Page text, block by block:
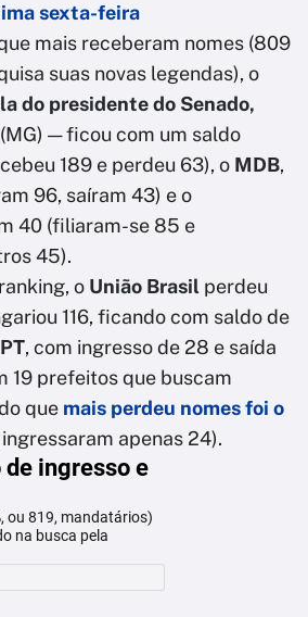
sexta-feira
mais receberam nomes (809
suas novas legendas), o
do presidente do Senado,
(MG) — ficou com um saldo
189 e perdeu 63), o MDB,
96, saíram 43) e o
40 (filiaram-se 85 e
45).
o União Brasil perdeu
116, ficando com saldo de
PT, com ingresso de 28 e saída
19 prefeitos que buscam
que mais perdeu nomes foi o
apenas 24).